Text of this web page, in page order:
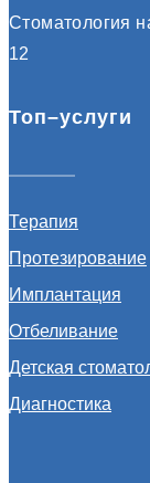
Стоматология
12
Топ–услуги
Терапия
Протезирование
Имплантация
Отбеливание
Детская
Диагностика